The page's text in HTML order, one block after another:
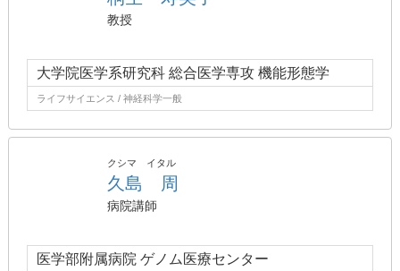
教授
大学院医学系研究科 総合医学専攻 機能形態学
ライフサイエンス / 神経科学一般
クシマ イタル
久島 周
病院講師
医学部附属病院 ゲノム医療センター